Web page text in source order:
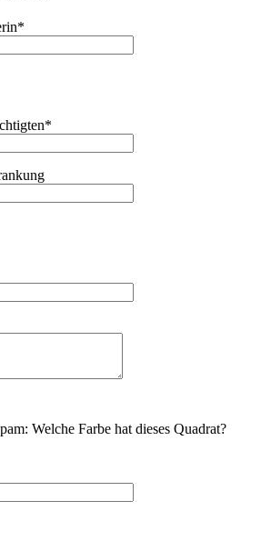
Welche Farbe hat dieses Quadrat?